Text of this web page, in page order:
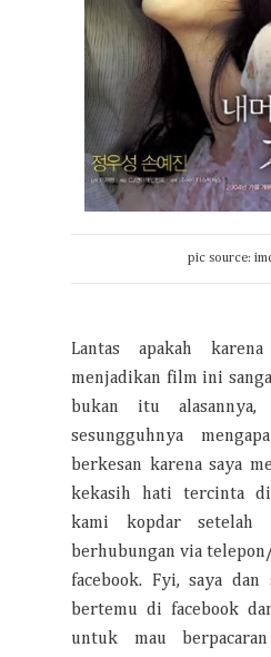
pic source:
Lantas apakah
menjadikan film ini
bukan itu alasannya,
sesungguhnya
berkesan karena saya
kekasih hati tercinta
kami kopdar setelah
berhubungan via
facebook. Fyi, saya
bertemu di facebook
untuk mau